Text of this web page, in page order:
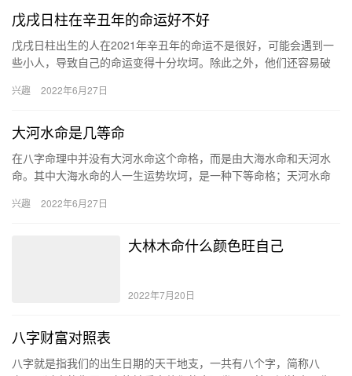
戊戌日柱在辛丑年的命运好不好
戊戌日柱出生的人在2021年辛丑年的命运不是很好，可能会遇到一
些小人，导致自己的命运变得十分坎坷。除此之外，他们还容易破
特…
兴趣 2022年6月27日
大河水命是几等命
在八字命理中并没有大河水命这个命格，而是由大海水命和天河水
命。其中大海水命的人一生运势坎坷，是一种下等命格；天河水命
河水…
兴趣 2022年6月27日
大林木命什么颜色旺自己
2022年7月20日
八字财富对照表
八字就是指我们的出生日期的天干地支，一共有八个字，简称八